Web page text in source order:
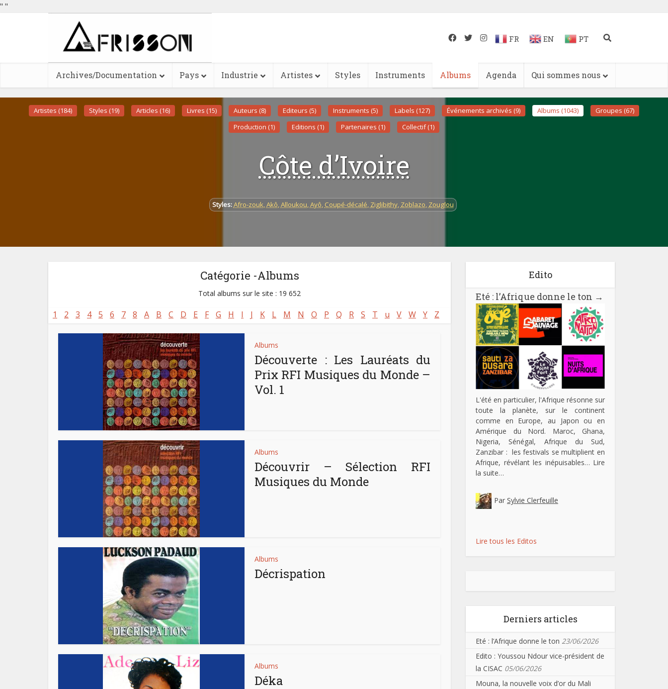
" "
FR EN PT
Archives/Documentation Pays Industrie Artistes Styles Instruments Albums Agenda Qui sommes nous
Artistes (184) Styles (19) Articles (16) Livres (15) Auteurs (8) Editeurs (5) Instruments (5) Labels (127) Événements archivés (9) Albums (1043)
Groupes (67)
Production (1)
Editions (1) Partenaires (1) Collectif (1)
Côte d’Ivoire
Styles:Afro-zouk,Akô,Alloukou,Ayô, Coupé-décalé, Ziglibithy, Zoblazo, Zouglou
Catégorie -Albums
Total albums sur le site : 19 652
1 2 3 4 5 6 7 8 A B C D E F G H I J K L M N O P Q R S T u V W Y Z
Albums
Découverte : Les Lauréats du
Prix RFI Musiques du Monde –
Vol. 1
Albums
Découvrir – Sélection RFI
Musiques du Monde
Albums
Décrispation
Albums
Déka
Edito
Eté : l’Afrique donne le ton →
L'été en particulier, l'Afrique résonne sur
toute la planète, sur le continent
comme en Europe, au Japon ou en
Amérique du Nord. Maroc, Ghana,
Nigeria, Sénégal, Afrique du Sud,
Zanzibar : les festivals se multiplient en
Afrique, révélant les inépuisables… Lire
la suite…
Par Sylvie Clerfeuille
Lire tous les Editos
Derniers articles
Eté : l’Afrique donne le ton 23/06/2026
Edito : Youssou Ndour vice-président de
la CISAC 05/06/2026
Mouna, la nouvelle voix d’or du Mali